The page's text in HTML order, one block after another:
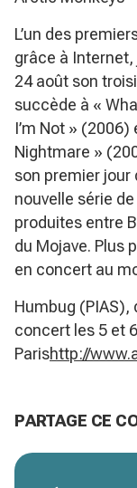
L’un des
grâce à Internet,
24 août son
succède à «
I’m Not »
Nightmare »
son premier jour
nouvelle série
produites entre
du Mojave. Plus
en concert au
Humbug (PIAS),
concert les 5 et
Parishttp://
PARTAGE CE